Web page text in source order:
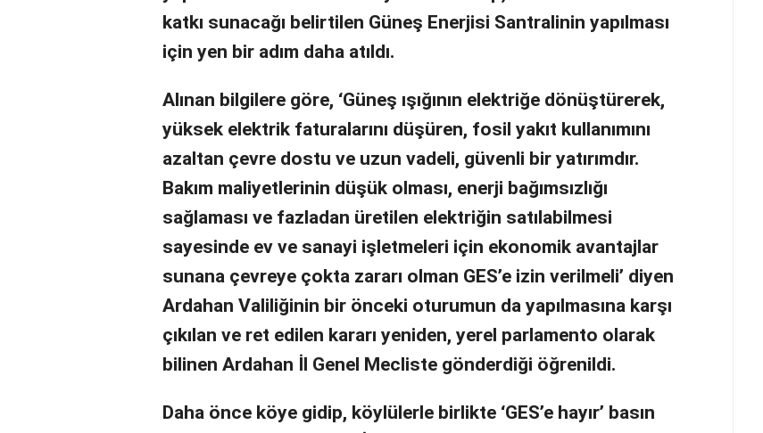
katkı sunacağı belirtilen Güneş Enerjisi Santralinin yapılması
için yen bir adım daha atıldı.
Alınan bilgilere göre, ‘Güneş ışığının elektriğe dönüştürerek,
yüksek elektrik faturalarını düşüren, fosil yakıt kullanımını
azaltan çevre dostu ve uzun vadeli, güvenli bir yatırımdır.
Bakım maliyetlerinin düşük olması, enerji bağımsızlığı
sağlaması ve fazladan üretilen elektriğin satılabilmesi
sayesinde ev ve sanayi işletmeleri için ekonomik avantajlar
sunana çevreye çokta zararı olman GES’e izin verilmeli’ diyen
Ardahan Valiliğinin bir önceki oturumun da yapılmasına karşı
çıkılan ve ret edilen kararı yeniden, yerel parlamento olarak
bilinen Ardahan İl Genel Mecliste gönderdiği öğrenildi.
Daha önce köye gidip, köylülerle birlikte ‘GES’e hayır’ basın